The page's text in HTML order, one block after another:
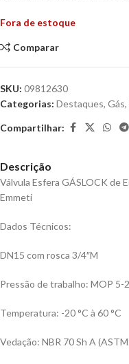
Fora de estoque
Comparar
SKU: 09812630
Categorias: Destaques, Gás,
Compartilhar:
Descrição
Válvula Esfera GÁSLOCK de
Emmeti
Dados Técnicos:
DN15 com rosca 3/4″M
Pressão de trabalho: MOP 5-
Temperatura: -20 °C à 60 °C
Vedação: NBR 70 Sh A